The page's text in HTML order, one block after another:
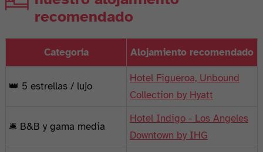
recomendado
Categoría Alojamiento recomendado
👑 5 estrellas / lujo
Hotel Figueroa, Unbound
Collection by Hyatt
🛎️ B&B y gama media
Hotel Indigo - Los Angeles
Downtown by IHG